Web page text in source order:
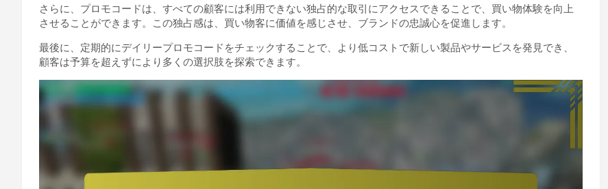
さらに、プロモコードは、すべての顧客には利用できない独占的な取引にアクセスできることで、買い物体験を向上
させることができます。この独占感は、買い物客に価値を感じさせ、ブランドの忠誠心を促進します。
最後に、定期的にデイリープロモコードをチェックすることで、より低コストで新しい製品やサービスを発見でき、
顧客は予算を超えずにより多くの選択肢を探索できます。